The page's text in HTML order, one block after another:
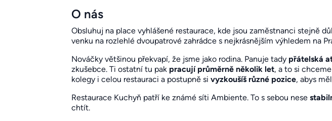
O nás
Obsluhuj na place vyhlášené restaurace, kde jsou zaměstnanci stejně
venku na rozlehlé dvoupatrové zahrádce s nejkrásnějším výhledem na
Nováčky většinou překvapí, že jsme jako rodina. Panuje tady přátelská
zkušebce. Ti ostatní tu pak pracují průměrně několik let, a to si
kolegy i celou restauraci a postupně si vyzkoušíš různé pozice, abys
Restaurace Kuchyň patří ke známé síti Ambiente. To s sebou nese
chtít.